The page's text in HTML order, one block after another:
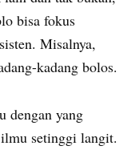
bisa fokus
Misalnya,
kadang bolos.
dengan yang
setinggi langit.